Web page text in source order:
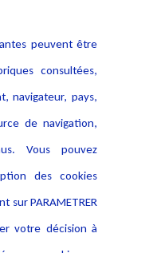
peuvent être
consultées,
navigateur, pays,
de navigation,
Vous pouvez
des cookies
sur PARAMETRER
votre décision à